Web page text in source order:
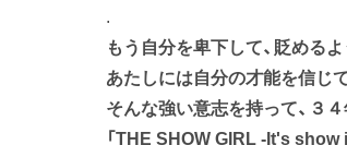
.
もう自分を卑下して、貶める
あたしには自分の才能を信じ
そんな強い意志を持って、３
「THE SHOW GIRL -It's show